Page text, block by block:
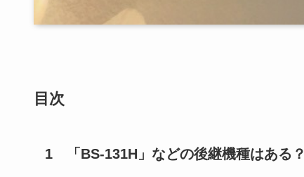
目次
1 「BS-131H」 などの後継機種はある？